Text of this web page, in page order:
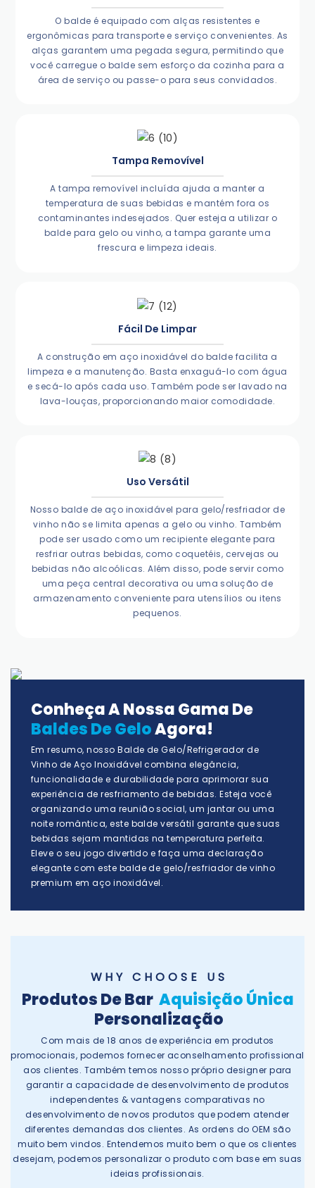
O balde é equipado com alças resistentes e
ergonômicas para transporte e serviço convenientes. As
alças garantem uma pegada segura, permitindo que
você carregue o balde sem esforço da cozinha para a
área de serviço ou passe-o para seus convidados.
Tampa Removível
A tampa removível incluída ajuda a manter a
temperatura de suas bebidas e mantém fora os
contaminantes indesejados. Quer esteja a utilizar o
balde para gelo ou vinho, a tampa garante uma
frescura e limpeza ideais.
Fácil De Limpar
A construção em aço inoxidável do balde facilita a
limpeza e a manutenção. Basta enxaguá-lo com água
e secá-lo após cada uso. Também pode ser lavado na
lava-louças, proporcionando maior comodidade.
Uso Versátil
Nosso balde de aço inoxidável para gelo/resfriador de
vinho não se limita apenas a gelo ou vinho. Também
pode ser usado como um recipiente elegante para
resfriar outras bebidas, como coquetéis, cervejas ou
bebidas não alcoólicas. Além disso, pode servir como
uma peça central decorativa ou uma solução de
armazenamento conveniente para utensílios ou itens
pequenos.
Conheça A Nossa Gama De
Baldes De GeloAgora!
Em resumo, nosso Balde de Gelo/Refrigerador de
Vinho de Aço Inoxidável combina elegância,
funcionalidade e durabilidade para aprimorar sua
experiência de resfriamento de bebidas. Esteja você
organizando uma reunião social, um jantar ou uma
noite romântica, este balde versátil garante que suas
bebidas sejam mantidas na temperatura perfeita.
Eleve o seu jogo divertido e faça uma declaração
elegante com este balde de gelo/resfriador de vinho
premium em aço inoxidável.
W H Y C H O O S E U S
Produtos De Bar Aquisição Única
Personalização
Com mais de 18 anos de experiência em produtos
promocionais, podemos fornecer aconselhamento profissional
aos clientes. Também temos nosso próprio designer para
garantir a capacidade de desenvolvimento de produtos
independentes & vantagens comparativas no
desenvolvimento de novos produtos que podem atender
diferentes demandas dos clientes. As ordens do OEM são
muito bem vindos. Entendemos muito bem o que os clientes
desejam, podemos personalizar o produto com base em suas
ideias profissionais.